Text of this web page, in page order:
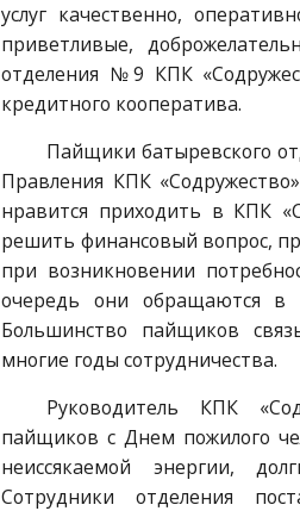
услуг качественно,
приветливые,
отделения №9 КПК
кредитного кооператива.
Пайщики батыревского
Правления КПК
нравится приходить в КПК
решить финансовый вопрос,
при возникновении
очередь они обращаются в
Большинство пайщиков
многие годы сотрудничества.
Руководитель КПК
пайщиков с Днем пожилого
неиссякаемой энергии,
Сотрудники отделения